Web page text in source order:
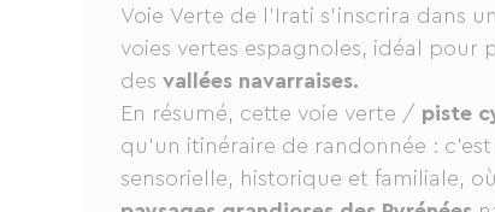
Voie Verte de l’Irati s’inscrira dans
voies vertes espagnoles, idéal pour
des vallées navarraises.
En résumé, cette voie verte / piste
qu’un itinéraire de randonnée :
sensorielle, historique et familiale,